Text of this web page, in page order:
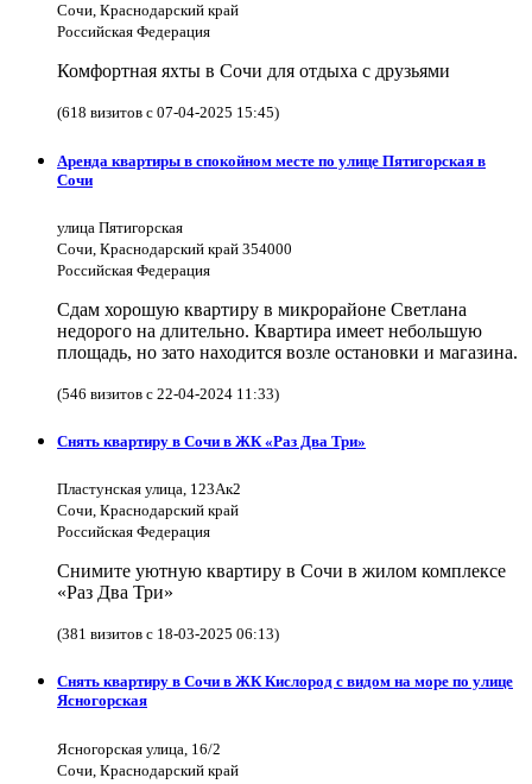
Сочи, Краснодарский край
Российская Федерация
Комфортная яхты в Сочи для отдыха с друзьями
(618 визитов с 07-04-2025 15:45)
Аренда квартиры в спокойном месте по улице Пятигорская в
Сочи
улица Пятигорская
Сочи, Краснодарский край 354000
Российская Федерация
Сдам хорошую квартиру в микрорайоне Светлана
недорого на длительно. Квартира имеет небольшую
площадь, но зато находится возле остановки и магазина.
(546 визитов с 22-04-2024 11:33)
Снять квартиру в Сочи в ЖК «Раз Два Три»
Пластунская улица, 123Ак2
Сочи, Краснодарский край
Российская Федерация
Снимите уютную квартиру в Сочи в жилом комплексе
«Раз Два Три»
(381 визитов с 18-03-2025 06:13)
Снять квартиру в Сочи в ЖК Кислород с видом на море по улице
Ясногорская
Ясногорская улица, 16/2
Сочи, Краснодарский край